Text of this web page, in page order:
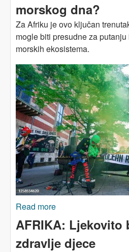
morskog dna?
Za Afriku je ovo ključan
mogle biti presudne za
morskih ekosistema.
Read more
AFRIKA: Ljekovito
zdravlje djece